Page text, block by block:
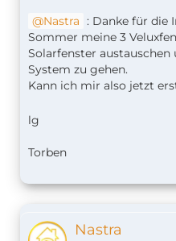
Nastra : Danke für die
Sommer meine 3
Solarfenster
System zu gehen.
Kann ich mir also jetzt
lg
Torben
Nastra